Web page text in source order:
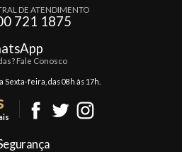
DE ATENDIMENTO
721 1875
Fale Conosco
Sexta-feira, das 08h às 17h.